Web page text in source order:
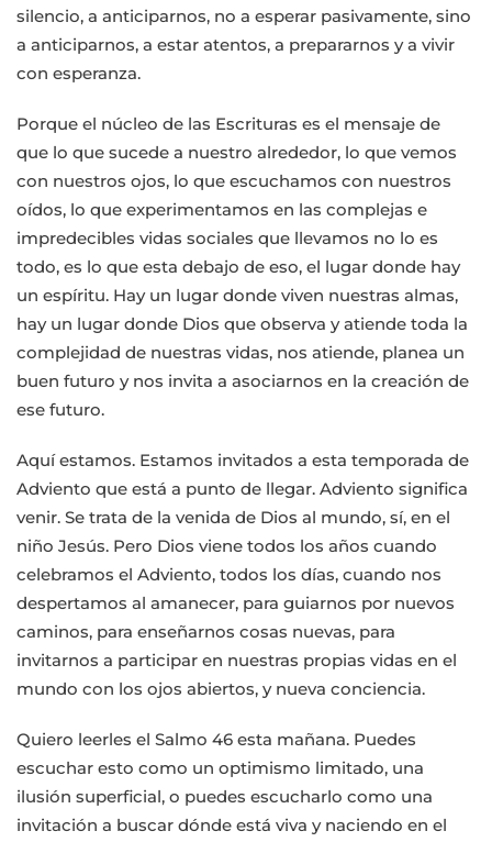
silencio, a anticiparnos, no a esperar pasivamente, sino
a anticiparnos, a estar atentos, a prepararnos y a vivir
con esperanza.
Porque el núcleo de las Escrituras es el mensaje de
que lo que sucede a nuestro alrededor, lo que vemos
con nuestros ojos, lo que escuchamos con nuestros
oídos, lo que experimentamos en las complejas e
impredecibles vidas sociales que llevamos no lo es
todo, es lo que esta debajo de eso, el lugar donde hay
un espíritu. Hay un lugar donde viven nuestras almas,
hay un lugar donde Dios que observa y atiende toda la
complejidad de nuestras vidas, nos atiende, planea un
buen futuro y nos invita a asociarnos en la creación de
ese futuro.
Aquí estamos. Estamos invitados a esta temporada de
Adviento que está a punto de llegar. Adviento significa
venir. Se trata de la venida de Dios al mundo, sí, en el
niño Jesús. Pero Dios viene todos los años cuando
celebramos el Adviento, todos los días, cuando nos
despertamos al amanecer, para guiarnos por nuevos
caminos, para enseñarnos cosas nuevas, para
invitarnos a participar en nuestras propias vidas en el
mundo con los ojos abiertos, y nueva conciencia.
Quiero leerles el Salmo 46 esta mañana. Puedes
escuchar esto como un optimismo limitado, una
ilusión superficial, o puedes escucharlo como una
invitación a buscar dónde está viva y naciendo en el